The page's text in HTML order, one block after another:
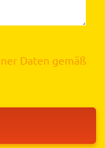
Daten gemäß